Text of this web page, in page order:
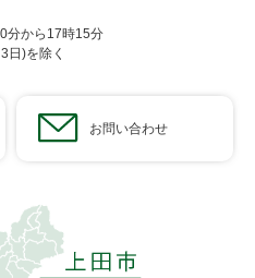
分から17時15分
日)を除く
お問い合わせ